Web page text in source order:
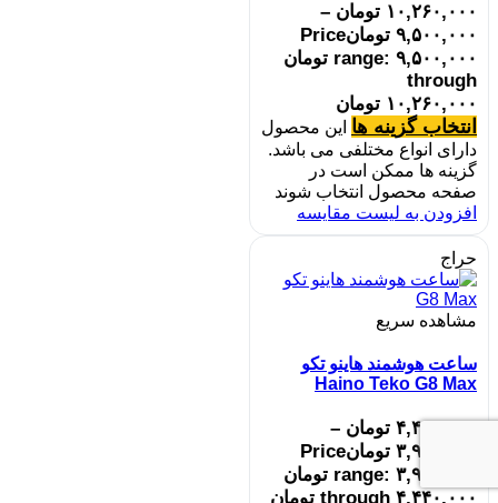
۱۰,۲۶۰,۰۰۰ تومان –
۹,۵۰۰,۰۰۰ تومانPrice
range: ۹,۵۰۰,۰۰۰ تومان
through
۱۰,۲۶۰,۰۰۰ تومان
انتخاب گزینه ها این محصول
دارای انواع مختلفی می باشد.
گزینه ها ممکن است در
صفحه محصول انتخاب شوند
افزودن به لیست مقایسه
حراج
مشاهده سریع
ساعت هوشمند هاینو تکو
Haino Teko G8 Max
۴,۴۴۰,۰۰۰ تومان –
۳,۹۹۰,۰۰۰ تومانPrice
range: ۳,۹۹۰,۰۰۰ تومان
through ۴,۴۴۰,۰۰۰ تومان